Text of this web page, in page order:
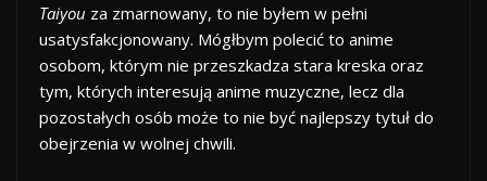
Taiyou za zmarnowany, to nie byłem w pełni
usatysfakcjonowany. Mógłbym polecić to anime
osobom, którym nie przeszkadza stara kreska oraz
tym, których interesują anime muzyczne, lecz dla
pozostałych osób może to nie być najlepszy tytuł do
obejrzenia w wolnej chwili.